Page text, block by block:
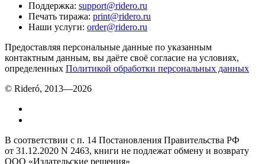
Поддержка: support@ridero.ru
Печать тиража: print@ridero.ru
Наши услуги: order@ridero.ru
Предоставляя персональные данные по указанным
контактным данным, вы даёте своё согласие на условиях,
определенных Политикой обработки персональных данных
© Rideró, 2013—2026
В соответствии с п. 14 Постановления Правительства РФ
от 31.12.2020 N 2463, книги не подлежат обмену и возврату
ООО «Издательские решения»